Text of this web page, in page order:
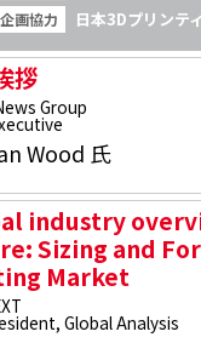
企画協力 日本3Dプリンテ
拶
Group
Wood 氏
industry
Sizing and
Market
Global Analysis